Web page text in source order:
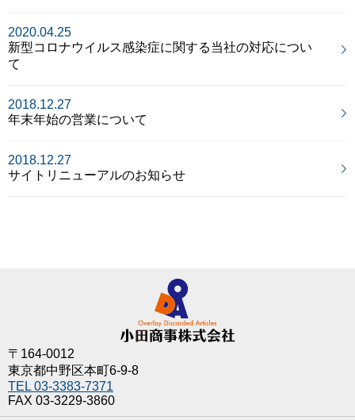
2020.04.25
新型コロナウイルス感染症に関する当社の対応につい
て
2018.12.27
年末年始の営業について
2018.12.27
サイトリニューアルのお知らせ
〒164-0012
東京都中野区本町6-9-8
TEL 03-3383-7371
FAX 03-3229-3860